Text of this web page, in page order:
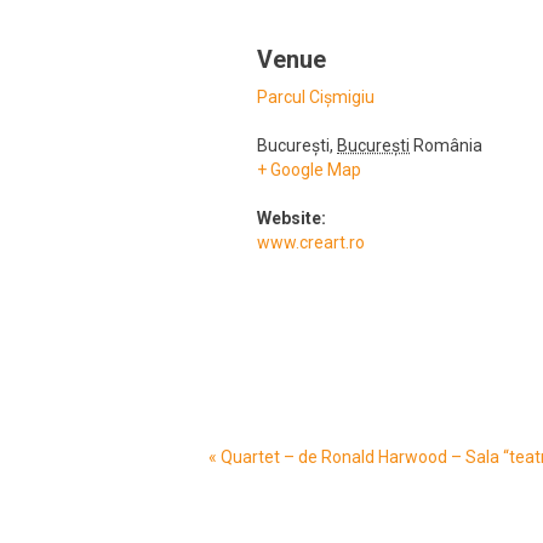
Venue
Parcul Cișmigiu
București, București România
+ Google Map
Website:
www.creart.ro
Event
« Quartet – de Ronald Harwood – Sala